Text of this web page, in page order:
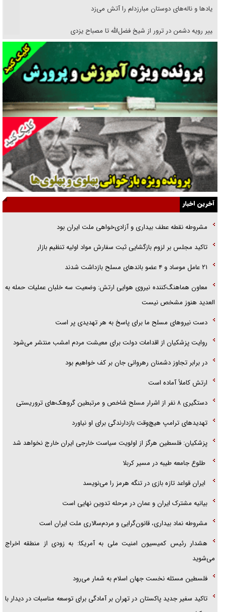
فریاد‌ها و ناله‌های دوستان مبارزدلم را آتش می‌زد
تغییر رویه دشمن در ترور از شیخ فضل‌الله تا مصباح یزدی
خرید قسطی اولش خنده و آخرش گریه است!
فوتبال و آن «بالا»!
راهبرد غافلگیری با نسل جدید پهپاد‌ها
جنجال پزشکان تقلبی در صنعت زیبایی
یهودی‌ها در ادبیات داستانی اروپا؛ از شکسپیر تا دیکنز
گفت‌وگو با خواهر یکی از شهدای جنگ رمضان/ خواهرم فرمانده جهادی و
اهل خدمت بی‌منت بود
جزئیات شکنجه‌هایم فراتر از آن است که در بیان بگنجد!
گزارش «جوان» از قوانین سخت‌گیرانه ۶ قاره در برابر یورش به پاسگاه‌های
آخرین اخبار
مشروطه نقطه عطف بیداری و آزادی‌خواهی ملت ایران بود
تاکید مجلس بر لزوم بازگشایی ثبت سفارش مواد اولیه تنظیم بازار
۲۱ عامل موساد و ۴ عضو باند‌های مسلح بازداشت شدند
معاون هماهنگ‌کننده نیروی هوایی ارتش: وضعیت سه خلبان عملیات حمله به
العدید هنوز مشخص نیست
دست نیرو‌های مسلح ما برای پاسخ به هر تهدیدی پر است
روایت پزشکیان از اقدامات دولت برای معیشت مردم امشب منتشر می‌شود
در برابر تجاوز دشمنان رهروانی جان بر کف خواهیم بود
ارتش کاملاً آماده است
دستگیری ۸ نفر از اشرار مسلح شاخص و مرتبطین گروهک‌های تروریستی
تهدید‌های ترامپ هیچ‌وقت بازدارندگی برای او نیاورد
پزشکیان: فلسطین هرگز از اولویت سیاست خارجی ایران خارج نخواهد شد
طلوع جامعه طیبه در مسیر کربلا
ایران قواعد تازه بازی در تنگه هرمز را می‌نویسد
بیانیه مشترک ایران و عمان در مرحله تدوین نهایی است
مشروطه نماد بیداری، قانون‌گرایی و مردم‌سالاری ملت ایران است
هشدار رئیس کمیسیون امنیت ملی به آمریکا: به زودی از منطقه اخراج
می‌شوید
فلسطین مسئله نخست جهان اسلام به شمار می‌رود
تاکید سفیر جدید پاکستان در تهران بر آمادگی برای توسعه مناسبات در دیدار با